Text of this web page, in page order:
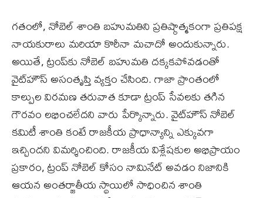
గతంలో, నోబెల్ శాంతి బహుమతిని ప్రతిష్ఠాత్మకంగా ప్రతిపక్ష
నాయకురాలు మరియా కొరీనా మచాదో అందుకున్నారు.
అయితే, ట్రంప్‌కు నోబెల్ బహుమతి దక్కకపోవడంతో
వైట్‌హౌస్ అసంతృప్తి వ్యక్తం చేసింది. గాజా ప్రాంతంలో
కాల్పుల విరమణ తరువాత కూడా ట్రంప్ సేవలకు తగిన
గౌరవం లభించలేదని వారు పేర్కొన్నారు. వైట్‌హౌస్ నోబెల్
కమిటీ శాంతి కంటే రాజకీయ ప్రాధాన్యాన్ని ఎక్కువగా
ఇచ్చిందని విమర్శించింది. రాజకీయ విశ్లేషకుల అభిప్రాయం
ప్రకారం, ట్రంప్ నోబెల్ కోసం నామినేట్ అవడం నిజానికి
ఆయన అంతర్జాతీయ స్థాయిలో సాధించిన శాంతి